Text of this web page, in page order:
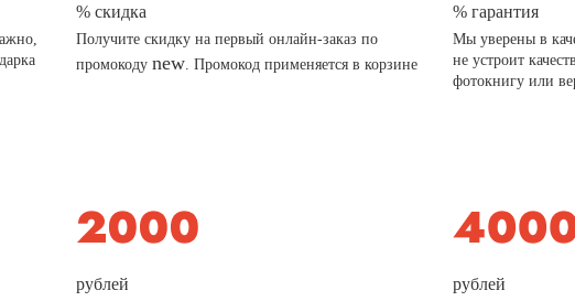
% скидка
Получите скидку на первый онлайн-заказ по
промокодуnew . Промокод применяется в корзине
% гарантия
Мы уверены в
не устроит
фотокнигу или
рублей рублей